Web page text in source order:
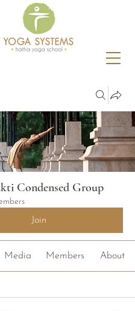
Condensed Group
Join
Media Members About